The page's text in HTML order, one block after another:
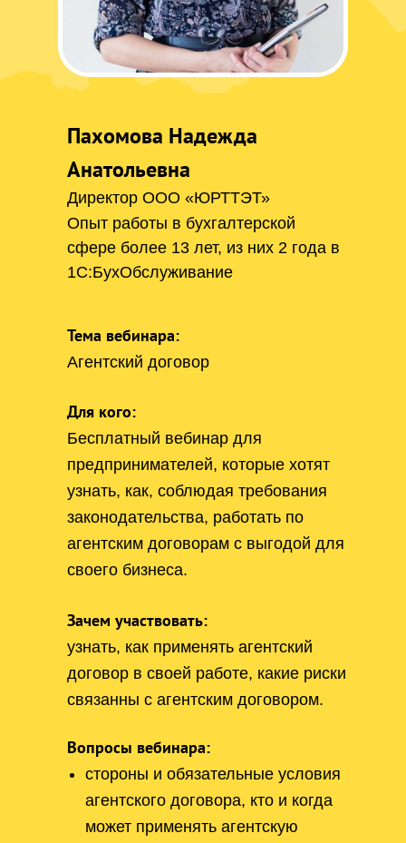
Пахомова Надежда
Анатольевна
Опыт работы в бухгалтерской
сфере более 13 лет, из них 2 года в
1С:БухОбслуживание
Директор ООО «ЮРТТЭТ»
Агентский договор
Тема вебинара:
Бесплатный вебинар для
предпринимателей, которые хотят
узнать, как, соблюдая требования
законодательства, работать по
агентским договорам с выгодой для
своего бизнеса.
Для кого:
узнать, как применять агентский
договор в своей работе, какие риски
связанны с агентским договором.
Зачем участвовать:
стороны и обязательные условия
агентского договора, кто и когда
может применять агентскую
Вопросы вебинара: